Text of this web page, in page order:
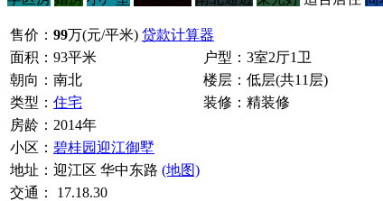
售价： 99万(元/平米) 贷款计算器
面积：93平米
户型：3室2厅1卫
朝向：南北
楼层：低层(共11层)
类型： 住宅
装修：精装修
房龄：2014年
小区： 碧桂园迎江御墅
地址：迎江区 华中东路 (地图)
交通： 17.18.30